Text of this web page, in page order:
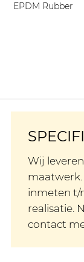
EPDM Rubber
Wij
maatwerk.
inmeten t/
realisatie.
contact